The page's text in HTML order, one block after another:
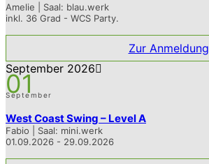
Amelie | Saal: blau.werk
inkl. 36 Grad - WCS Party.
Zur Anmeldung
September 2026
01
September
West Coast Swing – Level A
Fabio | Saal: mini.werk
01.09.2026 - 29.09.2026